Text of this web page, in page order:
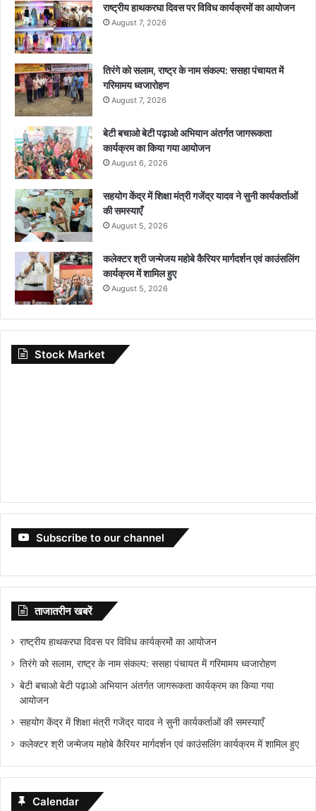
राष्ट्रीय हाथकरघा दिवस पर विविध कार्यक्रमों का आयोजन
August 7, 2026
तिरंगे को सलाम, राष्ट्र के नाम संकल्प: ससहा पंचायत में
गरिमामय ध्वजारोहण
August 7, 2026
बेटी बचाओ बेटी पढ़ाओ अभियान अंतर्गत जागरूकता
कार्यक्रम का किया गया आयोजन
August 6, 2026
सहयोग केंद्र में शिक्षा मंत्री गजेंद्र यादव ने सुनी कार्यकर्ताओं
की समस्याएँ
August 5, 2026
कलेक्टर श्री जन्मेजय महोबे कैरियर मार्गदर्शन एवं काउंसलिंग
कार्यक्रम में शामिल हुए
August 5, 2026
Stock Market
Subscribe to our channel
ताजातरीन खबरें
राष्ट्रीय हाथकरघा दिवस पर विविध कार्यक्रमों का आयोजन
तिरंगे को सलाम, राष्ट्र के नाम संकल्प: ससहा पंचायत में गरिमामय ध्वजारोहण
बेटी बचाओ बेटी पढ़ाओ अभियान अंतर्गत जागरूकता कार्यक्रम का किया गया
आयोजन
सहयोग केंद्र में शिक्षा मंत्री गजेंद्र यादव ने सुनी कार्यकर्ताओं की समस्याएँ
कलेक्टर श्री जन्मेजय महोबे कैरियर मार्गदर्शन एवं काउंसलिंग कार्यक्रम में शामिल हुए
Calendar